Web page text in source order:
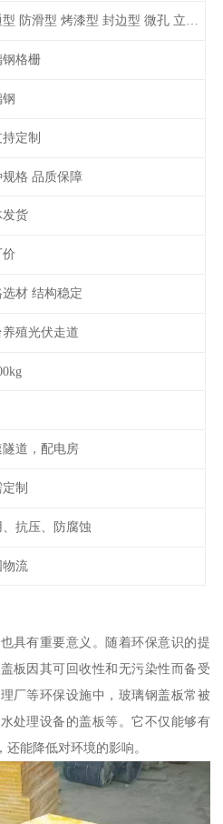
普通型 防滑型 ‌烤漆型 封边型 ‌微孔 立体 加砂覆面型 平面型
格栅
定制
规格 品质保障
发货
价
选材 结构稳定
殖光伏走道
隧道，配电房
制
、抗压、防腐蚀
流
具有重要意义。随着环保意识的提
板因其可回收性和无污染性而备受
厂等环保设施中，玻璃钢盖板常被
处理设备的盖板等。它不仅能够有
能降低对环境的影响。